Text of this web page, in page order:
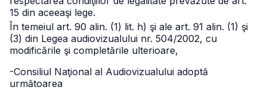
15 din aceeaşi lege.
În temeiul art. 90 alin. (1) lit. h) şi ale art. 91 alin. (1) şi
(3) din Legea audiovizualului nr. 504/2002, cu
modificările şi completările ulterioare,
-Consiliul Naţional al Audiovizualului adoptă
următoarea